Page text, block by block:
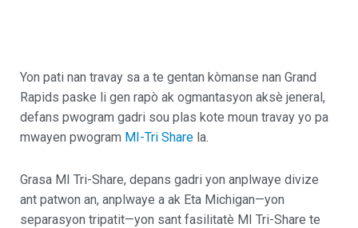
Yon pati nan travay sa a te gentan kòmanse nan Grand
Rapids paske li gen rapò ak ogmantasyon aksè jeneral,
defans pwogram gadri sou plas kote moun travay yo pa
mwayen pwogram MI-Tri Share la.
Grasa MI Tri-Share, depans gadri yon anplwaye divize
ant patwon an, anplwaye a ak Eta Michigan—yon
separasyon tripatit—yon sant fasilitatè MI Tri-Share te